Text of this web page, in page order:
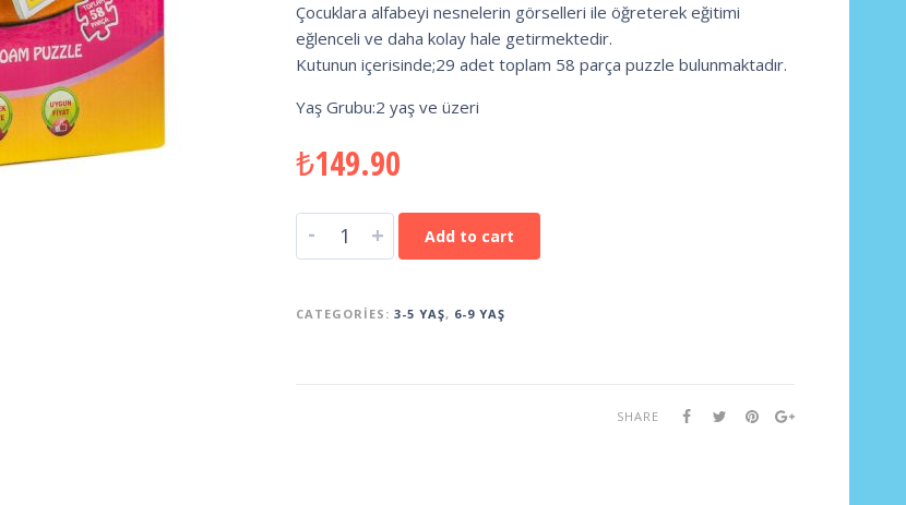
Çocuklara alfabeyi nesnelerin görselleri ile öğreterek eğitimi
eğlenceli ve daha kolay hale getirmektedir.
Kutunun içerisinde;29 adet toplam 58 parça puzzle bulunmaktadır.
Yaş Grubu:2 yaş ve üzeri
₺149.90
- + Add to cart
CATEGORIES: 3-5 YAŞ, 6-9 YAŞ
SHARE